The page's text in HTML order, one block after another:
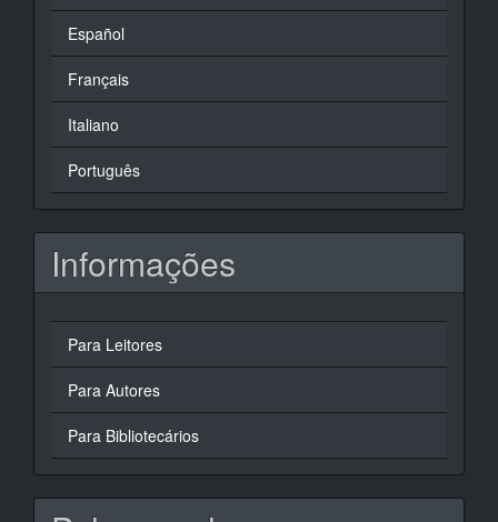
Español
Français
Italiano
Português
Informações
Para Leitores
Para Autores
Para Bibliotecários